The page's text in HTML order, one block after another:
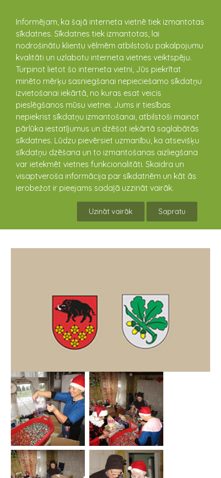
Informējam, ka šajā interneta vietnē tiek izmantotas
sīkdatnes. Sīkdatnes tiek izmantotas, lai
nodrošinātu klientu vēlmēm atbilstošu pakalpojumu
kvalitāti un uzlabotu interneta vietnes veiktspēju.
Turpinot lietot šo interneta vietni, Jūs piekrītat
minēto mērķu sasniegšanai nepieciešamo sīkdatņu
izvietošanai iekārtā, no kuras esat veicis
pieslēgšanos mūsu vietnei. Jums ir tiesības
nepiekrist sīkdatņu izmantošanai, atbilstoši mainot
pārlūka iestatījumus un dzēšot iekārtā saglabātās
sīkdatnes. Lūdzu pievērsiet uzmanību, ka atsevišķu
sīkdatņu dzēšana un to izmantošanas aizliegšana
var ietekmēt vietnes funkcionalitāti. Skaidra un
visaptveroša informācija par sīkdatnēm un kāt ās
ierobežot ir pieejams sadaļā uzzināt vairāk.
Uzināt vairāk Sapratu
kandava.lv
PASĀKUMU
KALENDĀRS
Vecāku rūķu darbnīca